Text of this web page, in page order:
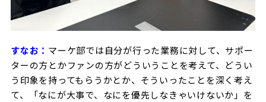
すなお： マーケ部では自分が行った業務に対して、サポー
ターの方とかファンの方がどういうことを考えて、どうい
う印象を持ってもらうかとか、そういったことを深く考え
て、「なにが大事で、なにを優先しなきゃいけないか」を